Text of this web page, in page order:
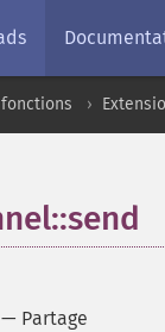
— Partage